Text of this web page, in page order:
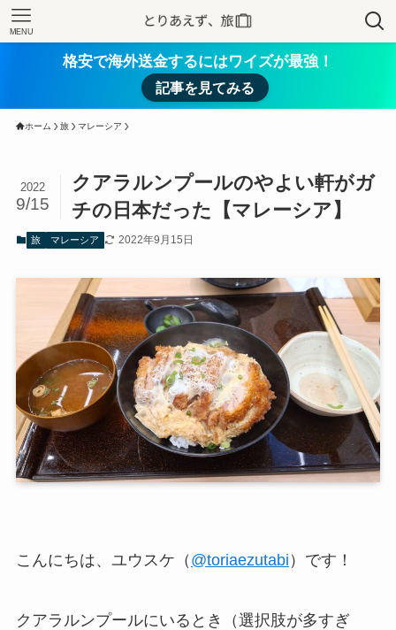
MENU
格安で海外送金するにはワイズが最強！
記事を見てみる
ホーム 旅 マレーシア
クアラルンプールのやよい軒がガ
チの日本だった【マレーシア】
2022
9/15
旅 マレーシア 2022年9月15日
こんにちは、ユウスケ（ @toriaezutabi ）です！
クアラルンプールにいるとき（選択肢が多すぎ